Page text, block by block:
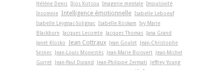
Hélène Denis Ilios Kotsou Imagerie mentale Impulsivité
Insomnie Intelligence émotionnelle Isabelle Leboeuf
Isabelle Leygnac-Solignac Isabelle Roskam Ivy Marie
Blackburn
Jacques Lecomte Jacques Thomas
Jana Grand
Janet Klosko
Jean Cottraux Jean Goulet
Jean-Christophe
Seznec
Jean-Louis Monestès Jean-Marie Boisvert
Jean-Michel
Gurret
Jean-Paul Durand Jean-Philippe Zermati
Jeffrey Young